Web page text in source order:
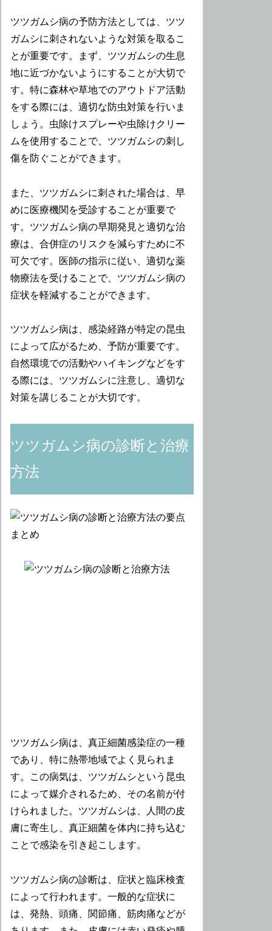
ツツガムシ病の予防方法としては、ツツ
ガムシに刺されないような対策を取るこ
とが重要です。まず、ツツガムシの生息
地に近づかないようにすることが大切で
す。特に森林や草地でのアウトドア活動
をする際には、適切な防虫対策を行いま
しょう。虫除けスプレーや虫除けクリー
ムを使用することで、ツツガムシの刺し
傷を防ぐことができます。
また、ツツガムシに刺された場合は、早
めに医療機関を受診することが重要で
す。ツツガムシ病の早期発見と適切な治
療は、合併症のリスクを減らすために不
可欠です。医師の指示に従い、適切な薬
物療法を受けることで、ツツガムシ病の
症状を軽減することができます。
ツツガムシ病は、感染経路が特定の昆虫
によって広がるため、予防が重要です。
自然環境での活動やハイキングなどをす
る際には、ツツガムシに注意し、適切な
対策を講じることが大切です。
ツツガムシ病の診断と治療
方法
ツツガムシ病は、真正細菌感染症の一種
であり、特に熱帯地域でよく見られま
す。この病気は、ツツガムシという昆虫
によって媒介されるため、その名前が付
けられました。ツツガムシは、人間の皮
膚に寄生し、真正細菌を体内に持ち込む
ことで感染を引き起こします。
ツツガムシ病の診断は、症状と臨床検査
によって行われます。一般的な症状に
は、発熱、頭痛、関節痛、筋肉痛などが